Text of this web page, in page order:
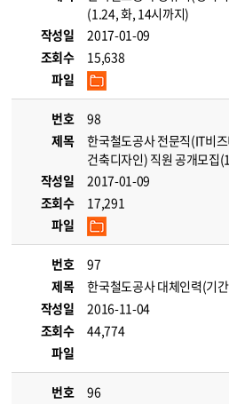
(1.24, 화, 14시까지)
작성일
2017-01-09
조회수
15,638
파일
번호
98
제목
한국철도공사 전문직(IT비
건축디자인) 직원 공개모집
작성일
2017-01-09
조회수
17,291
파일
번호
97
제목
한국철도공사 대체인력(기
작성일
2016-11-04
조회수
44,774
파일
번호
96